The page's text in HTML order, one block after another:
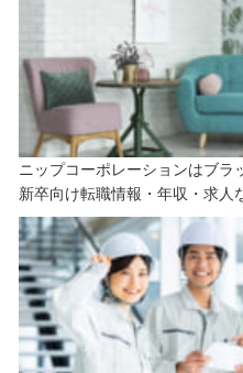
ニップコーポレーションはブラ
新卒向け転職情報・年収・求人